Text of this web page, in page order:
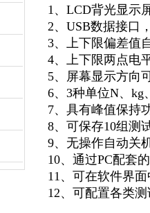
1、LCD背光显示
2、USB数据接口
3、上下限偏差值
4、上下限两点电
5、屏幕显示方向
6、3种单位N、
7、具有峰值保持
8、可保存10组测
9、无操作自动关
10、通过PC配套
11、可在软件界
12、可配置各类